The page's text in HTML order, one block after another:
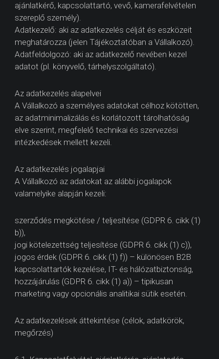
ajánlatkérő, kapcsolattartó, vevő, kamerafelvételen
szereplő személy).
Adatkezelő: aki az adatkezelés célját és eszközeit
meghatározza (jelen Tájékoztatóban a Vállalkozó).
Adatfeldolgozó: aki az adatkezelő nevében kezel
adatot (pl. könyvelő, tárhelyszolgáltató).
Az adatkezelés alapelvei
A Vállalkozó a személyes adatokat célhoz kötötten,
az adatminimalizálás és korlátozott tárolhatóság
elve szerint, megfelelő technikai és szervezési
intézkedések mellett kezeli.
Az adatkezelés jogalapjai
A Vállalkozó az adatokat az alábbi jogalapok
valamelyike alapján kezeli:
szerződés megkötése / teljesítése (GDPR 6. cikk (1)
b)),
jogi kötelezettség teljesítése (GDPR 6. cikk (1) c)),
jogos érdek (GDPR 6. cikk (1) f)) – különösen B2B
kapcsolattartók kezelése, IT- és hálózatbiztonság,
hozzájárulás (GDPR 6. cikk (1) a)) – tipikusan
marketing vagy opcionális analitikai sütik esetén.
Az adatkezelések áttekintése (célok, adatkörök,
megőrzés)